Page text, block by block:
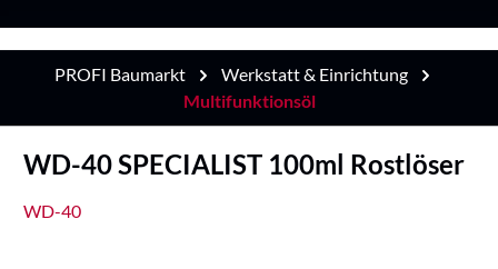
PROFI Baumarkt
Werkstatt & Einrichtung
Multifunktionsöl
WD-40 SPECIALIST 100ml Rostlöser
WD-40